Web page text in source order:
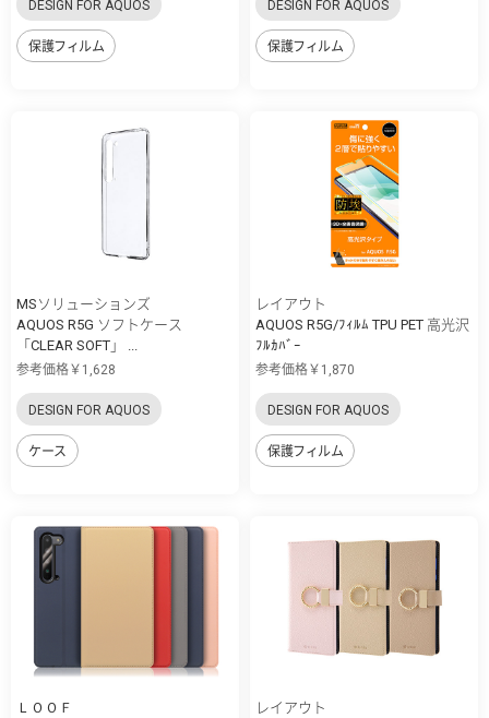
DESIGN FOR AQUOS
保護フィルム
DESIGN FOR AQUOS
保護フィルム
MSソリューションズ
AQUOS R5G ソフトケース
「CLEAR SOFT」 ...
参考価格￥1,628
DESIGN FOR AQUOS
ケース
レイアウト
AQUOS R5G/ﾌｨﾙﾑ TPU PET 高光沢
ﾌﾙｶﾊﾞｰ
参考価格￥1,870
DESIGN FOR AQUOS
保護フィルム
ＬＯＯＦ
レイアウト